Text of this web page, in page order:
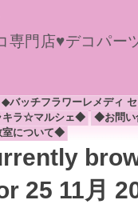
専門店♥デコパ
◆バッチフラワーレメディ
キラ☆マルシェ◆
◆お問
について◆
25 11月